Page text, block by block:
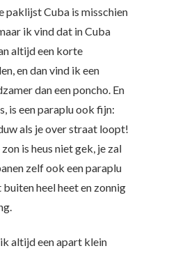
paklijst Cuba is misschien
ik vind dat in Cuba
altijd een korte
en dan vind ik een
dan een poncho. En
is een paraplu ook fijn:
als je over straat loopt!
is heus niet gek, je zal
zelf ook een paraplu
heel heet en zonnig
altijd een apart klein